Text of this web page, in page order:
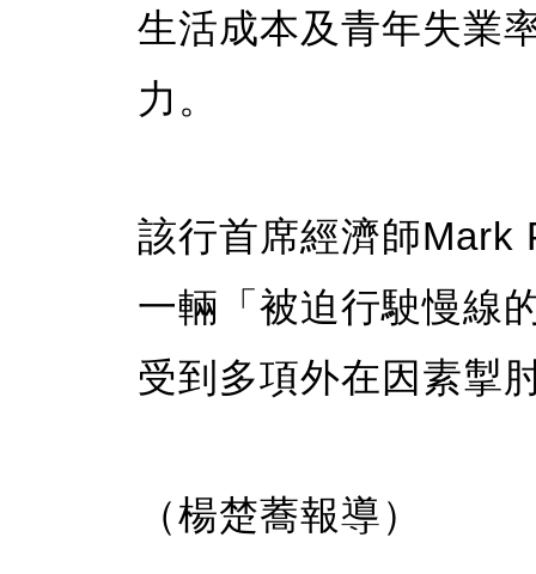
生活成本及青年失業
力。
該行首席經濟師Mark
一輛「被迫行駛慢線
受到多項外在因素掣
（楊楚蕎報導）